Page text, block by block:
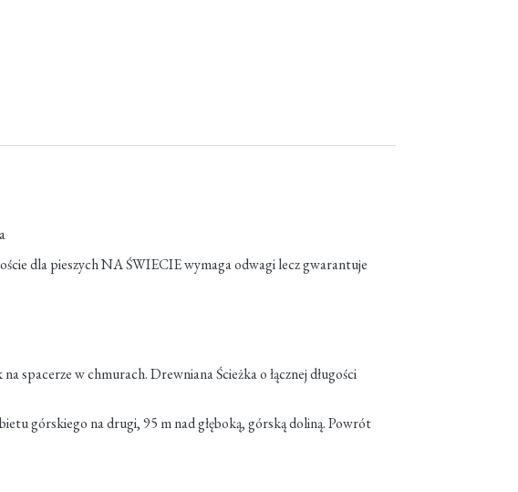
dla pieszych NA ŚWIECIE wymaga odwagi lecz gwarantuje
spacerze w chmurach. Drewniana Ścieżka o łącznej długości
górskiego na drugi, 95 m nad głęboką, górską doliną. Powrót